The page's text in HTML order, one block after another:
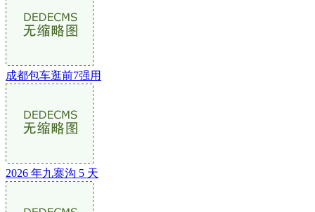
成都包车逛前7强用
2026 年九寨沟 5 天